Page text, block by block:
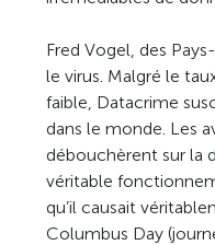
Fred Vogel, des
le virus. Malgré le
faible, Datacrime
dans le monde. Les
débouchèrent sur la
véritable
qu’il causait
Columbus Day